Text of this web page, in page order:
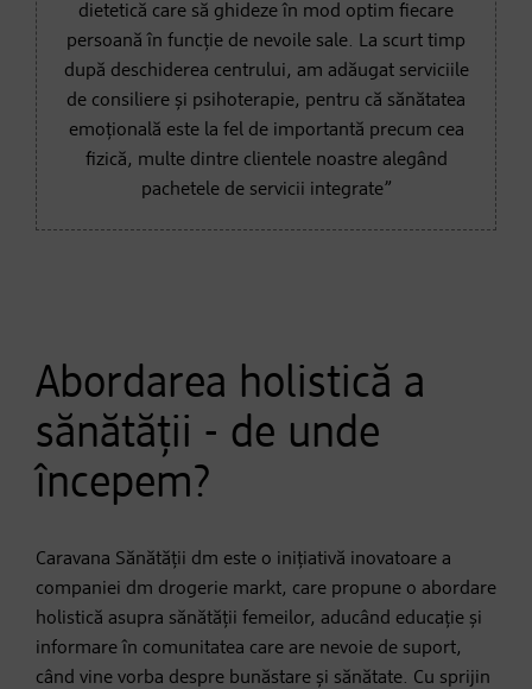
dietetică care să ghideze în mod optim fiecare
persoană în funcție de nevoile sale. La scurt timp
după deschiderea centrului, am adăugat serviciile
de consiliere și psihoterapie, pentru că sănătatea
emoțională este la fel de importantă precum cea
fizică, multe dintre clientele noastre alegând
pachetele de servicii integrate”
Abordarea holistică a
sănătății - de unde
începem?
Caravana Sănătății dm este o inițiativă inovatoare a
companiei dm drogerie markt, care propune o abordare
holistică asupra sănătății femeilor, aducând educație și
informare în comunitatea care are nevoie de suport,
când vine vorba despre bunăstare și sănătate. Cu sprijin